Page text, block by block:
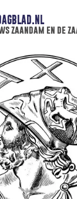
zaandam en de